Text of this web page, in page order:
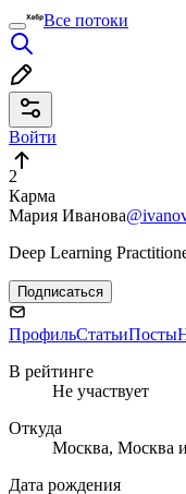
Все потоки
Войти
2
Карма
Мария Иванова
Deep Learning
Подписаться
ПрофильСтатьиПосты
В рейтинге
Не участвует
Откуда
Москва, Москва
Дата рождения